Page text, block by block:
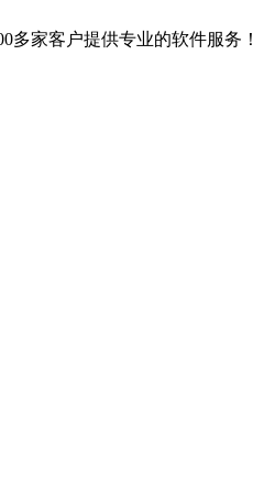
多家客户提供专业的软件服务！